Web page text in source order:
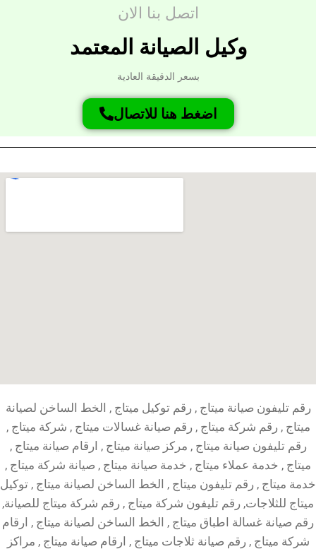
اتصل بنا الان
وكيل الصيانة المعتمد
بسعر الدقيقة العادية
اضغط هنا للاتصال
رقم تليفون صيانة ميتاج , رقم توكيل ميتاج , الخط الساخن لصيانة
ميتاج , رقم شركة ميتاج , رقم صيانة غسالات ميتاج , شركة ميتاج ,
رقم تليفون صيانة ميتاج , مركز صيانة ميتاج , ارقام صيانة ميتاج ,
ميتاج , خدمة عملاء ميتاج , خدمة صيانة ميتاج , صيانة شركة ميتاج ,
خدمة ميتاج , رقم تليفون ميتاج , الخط الساخن لصيانة ميتاج , توكيل
ميتاج للثلاجات, رقم تليفون شركة ميتاج , رقم شركة ميتاج للصيانة,
رقم صيانة غسالة اطباق ميتاج , الخط الساخن لصيانة ميتاج , ارقام
شركة ميتاج , رقم صيانة ثلاجات ميتاج , ارقام صيانة ميتاج , مراكز